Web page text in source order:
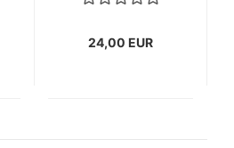
24,00 EUR